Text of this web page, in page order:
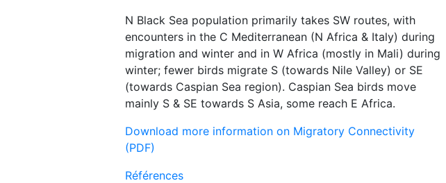
N Black Sea population primarily takes SW routes, with
encounters in the C Mediterranean (N Africa & Italy) during
migration and winter and in W Africa (mostly in Mali) during
winter; fewer birds migrate S (towards Nile Valley) or SE
(towards Caspian Sea region). Caspian Sea birds move
mainly S & SE towards S Asia, some reach E Africa.
Download more information on Migratory Connectivity
(PDF)
Références